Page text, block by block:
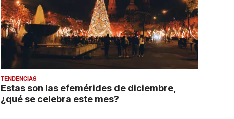
TENDENCIAS
Estas son las efemérides de diciembre,
¿qué se celebra este mes?